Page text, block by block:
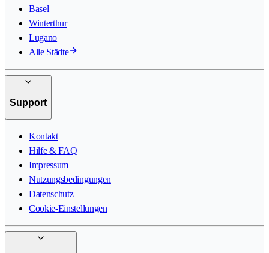
Basel
Winterthur
Lugano
Alle Städte
Support
Kontakt
Hilfe & FAQ
Impressum
Nutzungsbedingungen
Datenschutz
Cookie-Einstellungen